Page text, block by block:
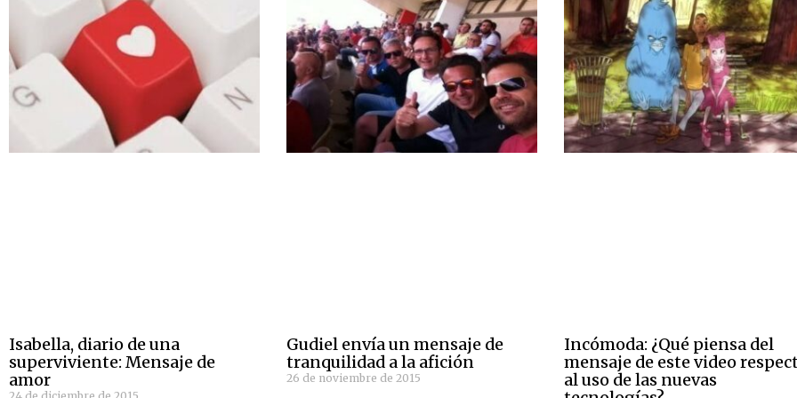
Isabella, diario de una
superviviente: Mensaje de
amor
Gudiel envía un mensaje de
tranquilidad a la afición
26 de noviembre de 2015
Incómoda: ¿Qué piensa del
mensaje de este video
al uso de las nuevas